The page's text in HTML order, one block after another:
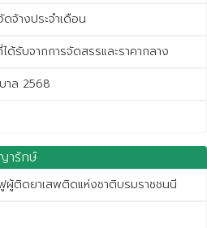
จ้างประจำเดือน
ด้รับจากการจัดสรรและราคากลาง
าล 2568
ารักษ์
ผู้ติดยาเสพติดแห่งชาติบรมราชชนนี